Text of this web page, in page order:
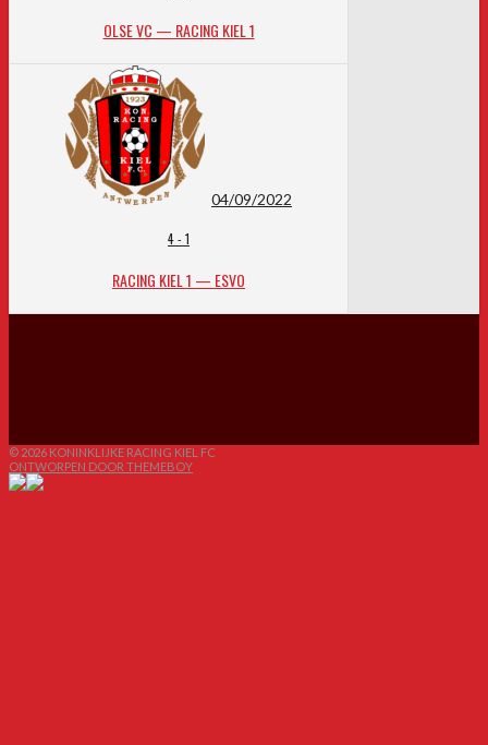
OLSE VC — RACING KIEL 1
04/09/2022
4- 1
RACING KIEL 1 — ESVO
© 2026 KONINKLIJKE RACING KIEL FC
ONTWORPEN DOOR THEMEBOY